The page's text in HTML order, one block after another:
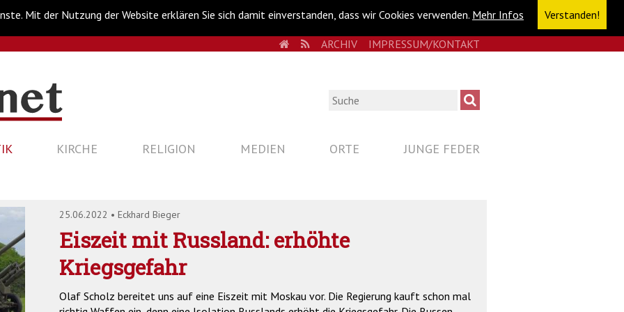
Mit der Nutzung der Website erklären Sie sich damit einverstanden, dass wir Cookies verwenden. Mehr Infos Verstanden!
HOMERSSARCHIV IMPRESSUM/KONTAKT
Suche
KIRCHE RELIGION MEDIEN ORTE JUNGE FEDER
25.06.2022 •Eckhard Bieger
Eiszeit mit Russland: erhöhte
Kriegsgefahr
Olaf Scholz bereitet uns auf eine Eiszeit mit Moskau vor. Die Regierung kauft schon mal